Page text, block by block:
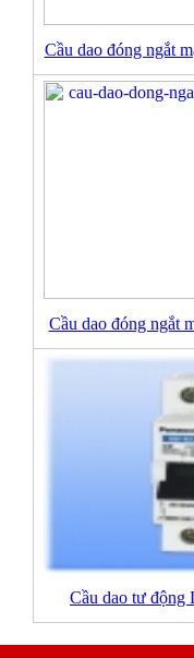
Cầu dao đóng ngắt
Cầu dao đóng ngắt
Cầu dao tư